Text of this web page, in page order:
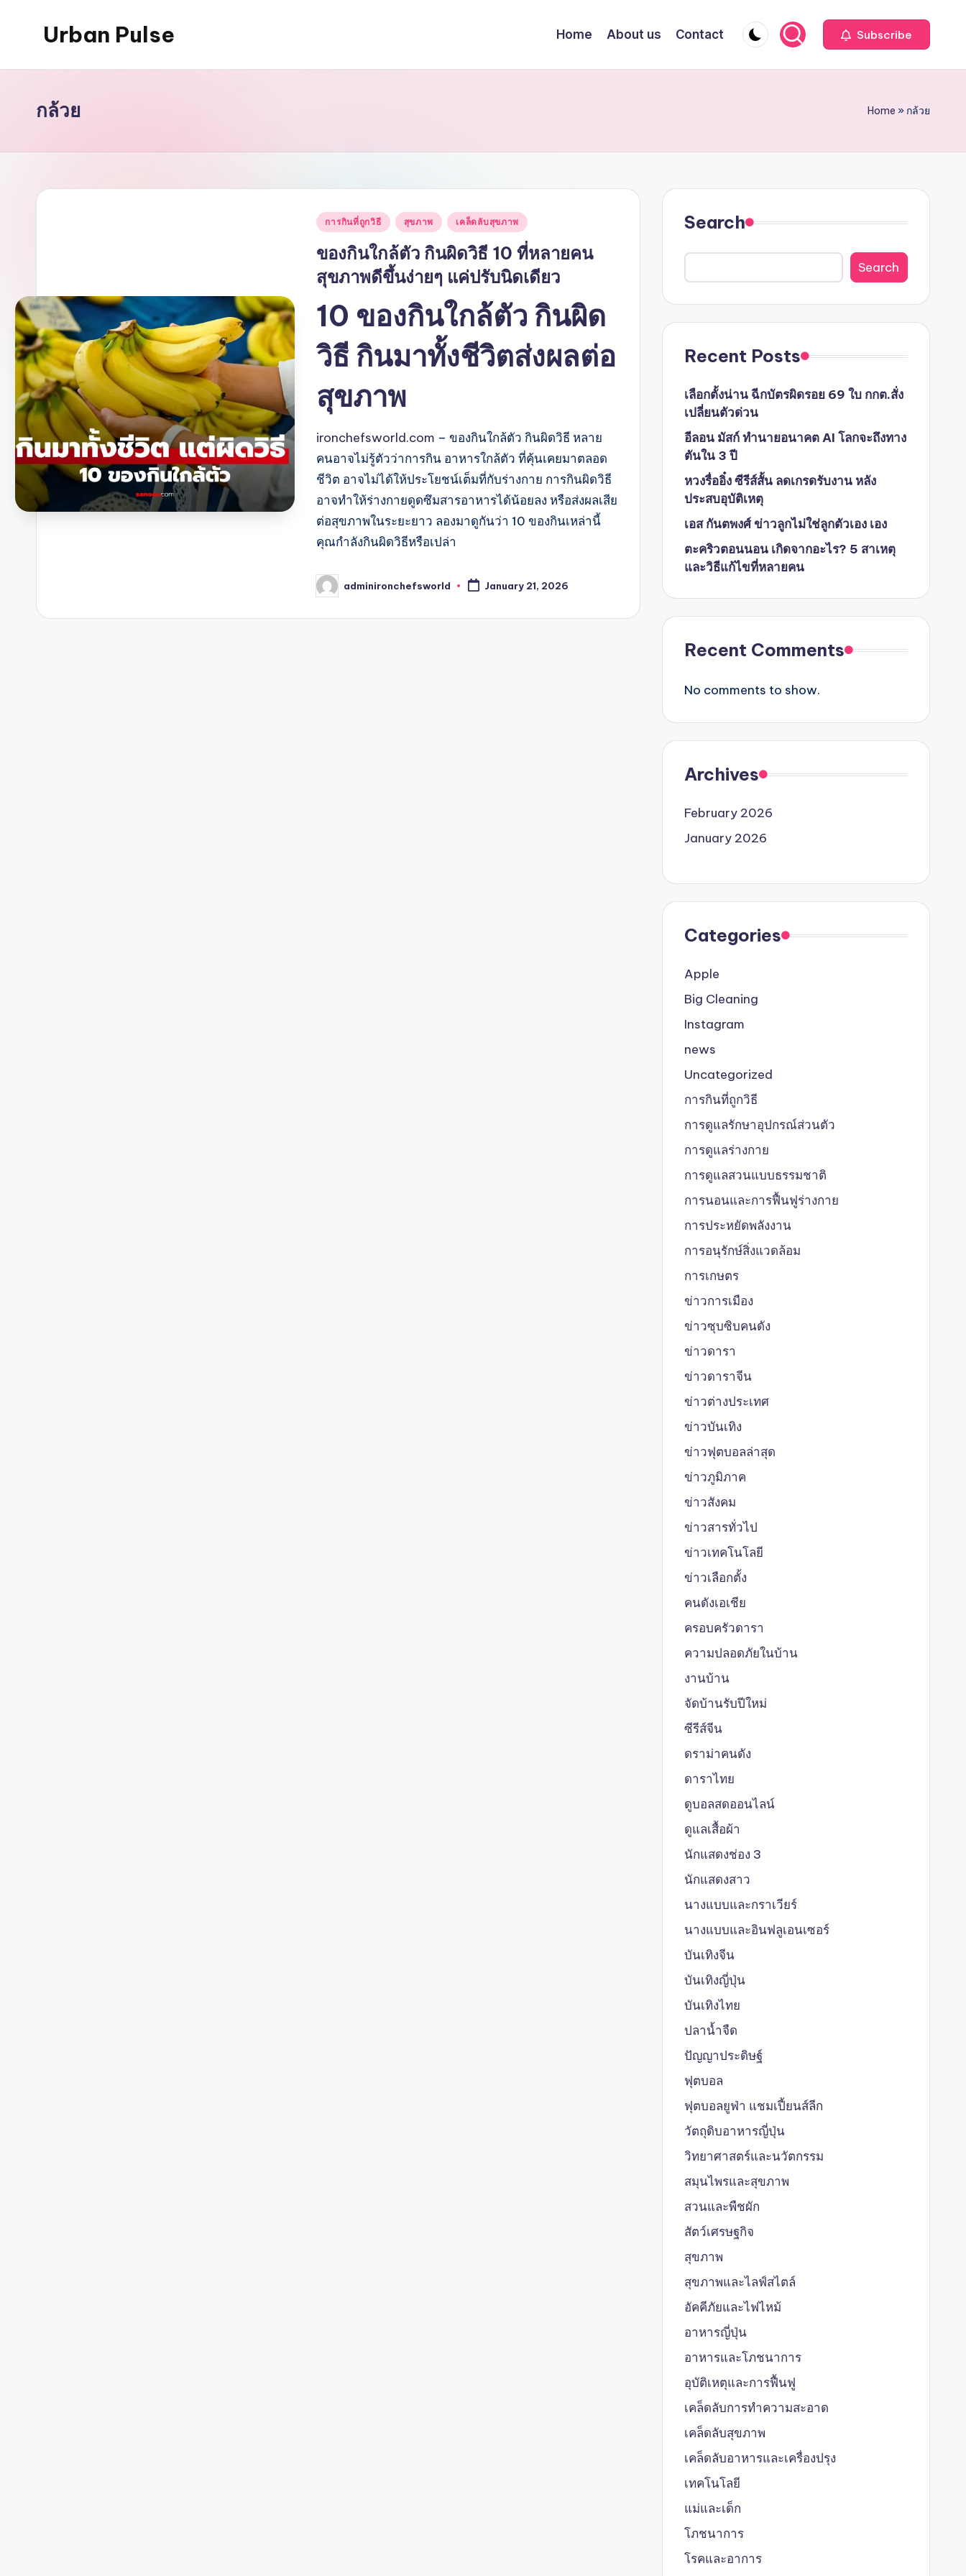
Urban Pulse Home About us Contact Subscribe
กล้วย Home » กล้วย
Posted
การกินที่ถูกวิธี สุขภาพ เคล็ดลับสุขภาพ
ของกินใกล้ตัว กินผิดวิธี 10 ที่หลายคน
สุขภาพดีขึ้นง่ายๆ แค่ปรับนิดเดียว
10 ของกินใกล้ตัว กินผิด
วิธี กินมาทั้งชีวิตส่งผลต่อ
สุขภาพ
ironchefsworld.com – ของกินใกล้ตัว กินผิดวิธี หลาย
คนอาจไม่รู้ตัวว่าการกิน อาหารใกล้ตัว ที่คุ้นเคยมาตลอด
ชีวิต อาจไม่ได้ให้ประโยชน์เต็มที่กับร่างกาย การกินผิดวิธี
อาจทำให้ร่างกายดูดซึมสารอาหารได้น้อยลง หรือส่งผลเสีย
ต่อสุขภาพในระยะยาว ลองมาดูกันว่า 10 ของกินเหล่านี้
คุณกำลังกินผิดวิธีหรือเปล่า
Posted
by
adminironchefsworld January 21, 2026
Search
Search
Recent Posts
เลือกตั้งน่าน ฉีกบัตรผิดรอย 69 ใบ กกต.สั่ง
เปลี่ยนตัวด่วน
อีลอน มัสก์ ทำนายอนาคต AI โลกจะถึงทาง
ตันใน 3 ปี
หวงรื่ออิ๋ง ซีรีส์สั้น ลดเกรดรับงาน หลัง
ประสบอุบัติเหตุ
เอส กันตพงศ์ ข่าวลูกไม่ใช่ลูกตัวเอง เอง
ตะคริวตอนนอน เกิดจากอะไร? 5 สาเหตุ
และวิธีแก้ไขที่หลายคน
Recent Comments
No comments to show.
Archives
February 2026
January 2026
Categories
Apple
Big Cleaning
Instagram
news
Uncategorized
การกินที่ถูกวิธี
การดูแลรักษาอุปกรณ์ส่วนตัว
การดูแลร่างกาย
การดูแลสวนแบบธรรมชาติ
การนอนและการฟื้นฟูร่างกาย
การประหยัดพลังงาน
การอนุรักษ์สิ่งแวดล้อม
การเกษตร
ข่าวการเมือง
ข่าวซุบซิบคนดัง
ข่าวดารา
ข่าวดาราจีน
ข่าวต่างประเทศ
ข่าวบันเทิง
ข่าวฟุตบอลล่าสุด
ข่าวภูมิภาค
ข่าวสังคม
ข่าวสารทั่วไป
ข่าวเทคโนโลยี
ข่าวเลือกตั้ง
คนดังเอเชีย
ครอบครัวดารา
ความปลอดภัยในบ้าน
งานบ้าน
จัดบ้านรับปีใหม่
ซีรีส์จีน
ดราม่าคนดัง
ดาราไทย
ดูบอลสดออนไลน์
ดูแลเสื้อผ้า
นักแสดงช่อง 3
นักแสดงสาว
นางแบบและกราเวียร์
นางแบบและอินฟลูเอนเซอร์
บันเทิงจีน
บันเทิงญี่ปุ่น
บันเทิงไทย
ปลาน้ำจืด
ปัญญาประดิษฐ์
ฟุตบอล
ฟุตบอลยูฟ่า แชมเปี้ยนส์ลีก
วัตถุดิบอาหารญี่ปุ่น
วิทยาศาสตร์และนวัตกรรม
สมุนไพรและสุขภาพ
สวนและพืชผัก
สัตว์เศรษฐกิจ
สุขภาพ
สุขภาพและไลฟ์สไตล์
อัคคีภัยและไฟไหม้
อาหารญี่ปุ่น
อาหารและโภชนาการ
อุบัติเหตุและการฟื้นฟู
เคล็ดลับการทำความสะอาด
เคล็ดลับสุขภาพ
เคล็ดลับอาหารและเครื่องปรุง
เทคโนโลยี
แม่และเด็ก
โภชนาการ
โรคและอาการ